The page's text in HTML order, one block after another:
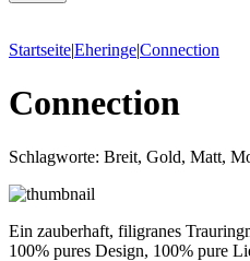
Startseite|Eheringe|Connection
Connection
Schlagworte: Breit, Gold, Matt,
Ein zauberhaft, filigranes
100% pures Design, 100% pure